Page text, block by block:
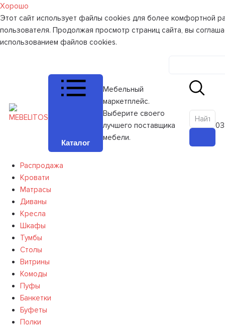
Хорошо
Этот сайт использует файлы cookies для более комфортной
пользователя. Продолжая просмотр страниц сайта, вы
использованием файлов cookies.
Каталог
Мебельный
маркетплейс.
Выберите своего
лучшего поставщика
мебели.
0
Распродажа
Кровати
Матрасы
Диваны
Кресла
Шкафы
Тумбы
Столы
Витрины
Комоды
Пуфы
Банкетки
Буфеты
Полки